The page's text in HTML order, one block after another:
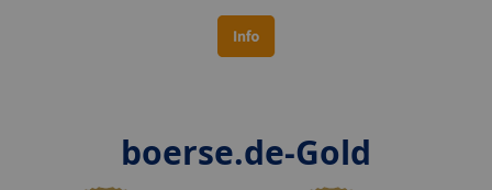
boerse.de-Gold